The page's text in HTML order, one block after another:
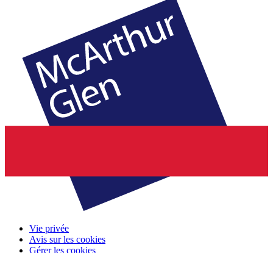
Vie privée
Avis sur les cookies
Gérer les cookies